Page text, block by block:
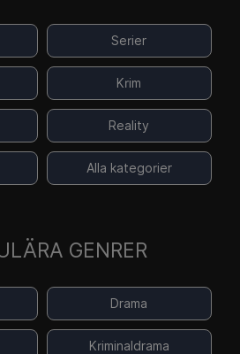
Serier
Krim
Reality
Alla kategorier
GENRER
Drama
Kriminaldrama